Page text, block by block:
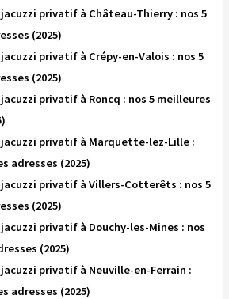
privatif à Château-Thierry : nos 5
(2025)
privatif à Crépy-en-Valois : nos 5
(2025)
privatif à Roncq : nos 5 meilleures
jacuzzi privatif à Marquette-lez-Lille :
adresses (2025)
jacuzzi privatif à Villers-Cotterêts : nos 5
(2025)
privatif à Douchy-les-Mines : nos
(2025)
jacuzzi privatif à Neuville-en-Ferrain :
adresses (2025)